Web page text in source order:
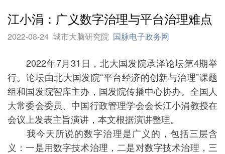
江小涓：广义数字治理与平台治理难点
2022-08-24 城市大脑研究院 国脉电子政务网
2022年7月31日，北大国发院承泽论坛第4期举
行。论坛由北大国发院“平台经济的创新与治理”课题
组和国发院智库主办，国发院传播中心协办。全国人
大常委会委员、中国行政管理学会会长江小涓教授在
会议上发表主旨演讲，本文根据演讲整理。
我今天所说的数字治理是广义的，包括三层含
义：一是用数字技术治理，二是对数字技术治理，三